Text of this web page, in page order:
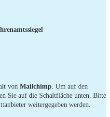
von Mailchimp. Um auf den
Sie auf die Schaltfläche unten. Bitte
weitergegeben werden.